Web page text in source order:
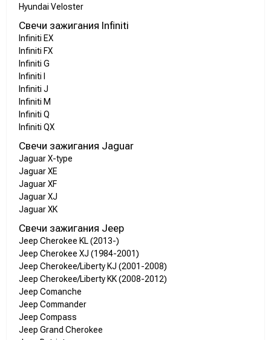
Hyundai Veloster
Свечи зажигания Infiniti
Infiniti EX
Infiniti FX
Infiniti G
Infiniti I
Infiniti J
Infiniti M
Infiniti Q
Infiniti QX
Свечи зажигания Jaguar
Jaguar X-type
Jaguar XE
Jaguar XF
Jaguar XJ
Jaguar XK
Свечи зажигания Jeep
Jeep Cherokee KL (2013-)
Jeep Cherokee XJ (1984-2001)
Jeep Cherokee/Liberty KJ (2001-2008)
Jeep Cherokee/Liberty KK (2008-2012)
Jeep Comanche
Jeep Commander
Jeep Compass
Jeep Grand Cherokee